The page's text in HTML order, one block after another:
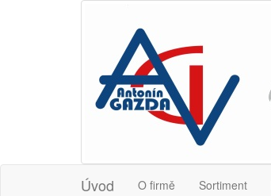
Úvod O firmě Sortiment